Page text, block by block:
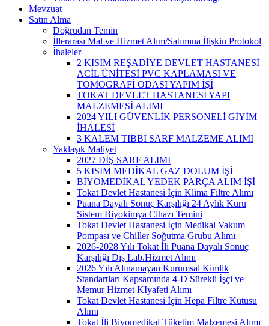
Mevzuat
Satın Alma
Doğrudan Temin
İllerarası Mal ve Hizmet Alım/Satımına İlişkin Protokol
İhaleler
2 KISIM REŞADİYE DEVLET HASTANESİ
ACİL ÜNİTESİ PVC KAPLAMASI VE
TOMOGRAFİ ODASI YAPIM İŞİ
TOKAT DEVLET HASTANESİ YAPI
MALZEMESİ ALIMI
2024 YILI GÜVENLİK PERSONELİ GİYİM
İHALESİ
3 KALEM TIBBİ SARF MALZEME ALIMI
Yaklaşık Maliyet
2027 DİŞ SARF ALIMI
5 KISIM MEDİKAL GAZ DOLUM İŞİ
BİYOMEDİKAL YEDEK PARÇA ALIM İŞİ
Tokat Devlet Hastanesi İçin Klima Filtre Alımı
Puana Dayalı Sonuç Karşılığı 24 Aylık Kuru
Sistem Biyokimya Cihazı Temini
Tokat Devlet Hastanesi İçin Medikal Vakum
Pompası ve Chiller Soğutma Grubu Alımı
2026-2028 Yılı Tokat İli Puana Dayalı Sonuç
Karşılığı Dış Lab.Hizmet Alımı
2026 Yılı Alınamayan Kurumsal Kimlik
Standartları Kapsamında 4-D Sürekli İşçi ve
Memur Hizmet KIyafeti Alımı
Tokat Devlet Hastanesi İçin Hepa Filtre Kutusu
Alımı
Tokat İli Biyomedikal Tüketim Malzemesi Alımı